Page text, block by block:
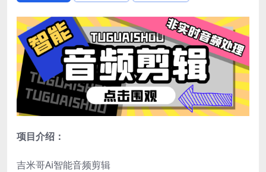
项目介绍：
吉米哥Ai智能音频剪辑